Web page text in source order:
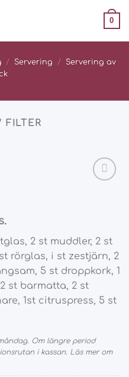
0
/ Servering /
Servering av
FILTER
2 st muddler, 2 st
rörglas, i st zestjärn, 2
5 st droppkork, 1
st barmatta, 2 st
1st citruspress, 5 st
Om längre period
i kassan. Läs mer om